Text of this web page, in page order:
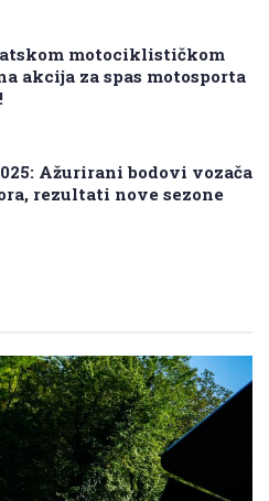
motociklističkom
akcija za spas motosporta
Ažurirani bodovi vozača
rezultati nove sezone